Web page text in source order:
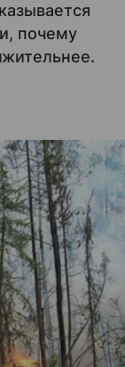
почему